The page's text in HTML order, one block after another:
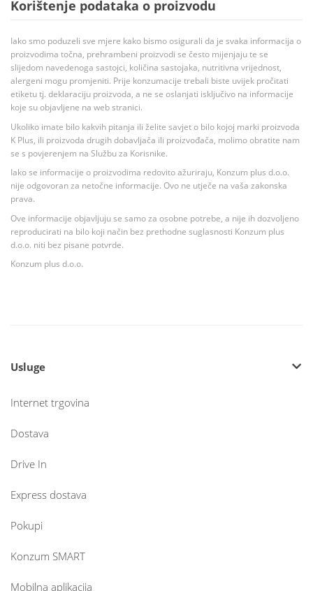
Korištenje podataka o proizvodu
Iako smo poduzeli sve mjere kako bismo osigurali da je svaka informacija o
proizvodima točna, prehrambeni proizvodi se često mijenjaju te se
slijedom navedenoga sastojci, količina sastojaka, nutritivna vrijednost,
alergeni mogu promjeniti. Prije konzumacije trebali biste uvijek pročitati
etiketu tj. deklaraciju proizvoda, a ne se oslanjati isključivo na informacije
koje su objavljene na web stranici.
Ukoliko imate bilo kakvih pitanja ili želite savjet o bilo kojoj marki proizvoda
K Plus, ili proizvoda drugih dobavljača ili proizvođača, molimo obratite nam
se s povjerenjem na Službu za Korisnike.
Iako se informacije o proizvodima redovito ažuriraju, Konzum plus d.o.o.
nije odgovoran za netočne informacije. Ovo ne utječe na vaša zakonska
prava.
Ove informacije objavljuju se samo za osobne potrebe, a nije ih dozvoljeno
reproducirati na bilo koji način bez prethodne suglasnosti Konzum plus
d.o.o. niti bez pisane potvrde.
Konzum plus d.o.o.
Usluge
Internet trgovina
Dostava
Drive In
Express dostava
Pokupi
Konzum SMART
Mobilna aplikacija